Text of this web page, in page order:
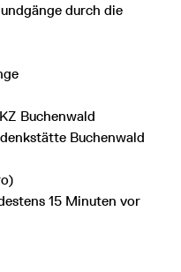
durch die
Buchenwald
Buchenwald
15 Minuten vor